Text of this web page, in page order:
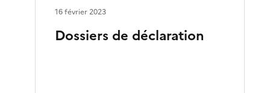
Dossiers de déclaration
16 février 2023